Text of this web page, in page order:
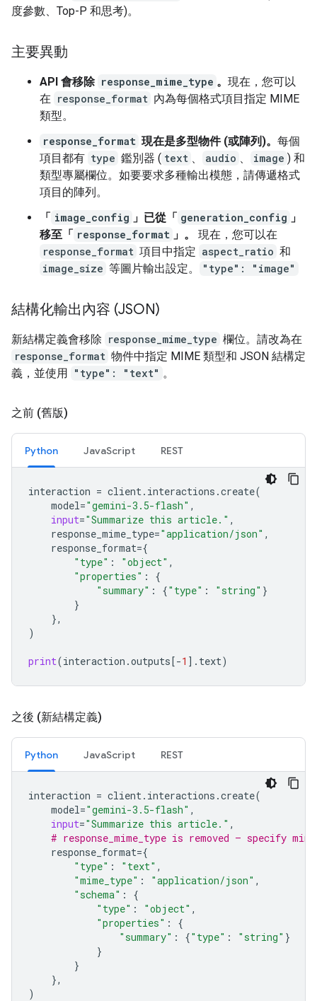
度參數、Top-P 和思考)。
主要異動
API 會移除 response_mime_type 。 現在，您可以
在 response_format 內為每個格式項目指定 MIME
類型。
response_format 現在是多型物件 (或陣列)。 每個
項目都有 type 鑑別器 ( text 、 audio 、 image ) 和
類型專屬欄位。如要要求多種輸出模態，請傳遞格式
項目的陣列。
「 image_config 」已從「 generation_config 」
移至「 response_format 」。
現在，您可以在
response_format 項目中指定 aspect_ratio 和
image_size 等圖片輸出設定。 "type": "image"
結構化輸出內容 (JSON)
新結構定義會移除 response_mime_type 欄位。請改為在
response_format 物件中指定 MIME 類型和 JSON 結構定
義，並使用 "type": "text" 。
之前 (舊版)
Python JavaScript REST
interaction = client. interactions .create(
model="gemini-3.5-flash" ,
input="Summarize this article." ,
response_mime_type="application/json" ,
response_format={
"type" : "object" ,
"properties" :
{
"summary" : {"type" : "string" }
}
},
)
print(interaction .outputs[-1 ] . text)
之後 (新結構定義)
Python JavaScript REST
interaction = client. interactions .create(
model="gemini-3.5-flash" ,
input="Summarize this article." ,
# response_mime_type is removed — specify
response_format={
"type" : "text" ,
"mime_type" : "application/json" ,
"schema" :
{
"type" : "object" ,
"properties" :
{
"summary" : {"type" : "string" }
}
}
},
)